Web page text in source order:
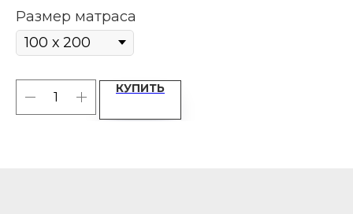
Размер матраса
КУПИТЬ